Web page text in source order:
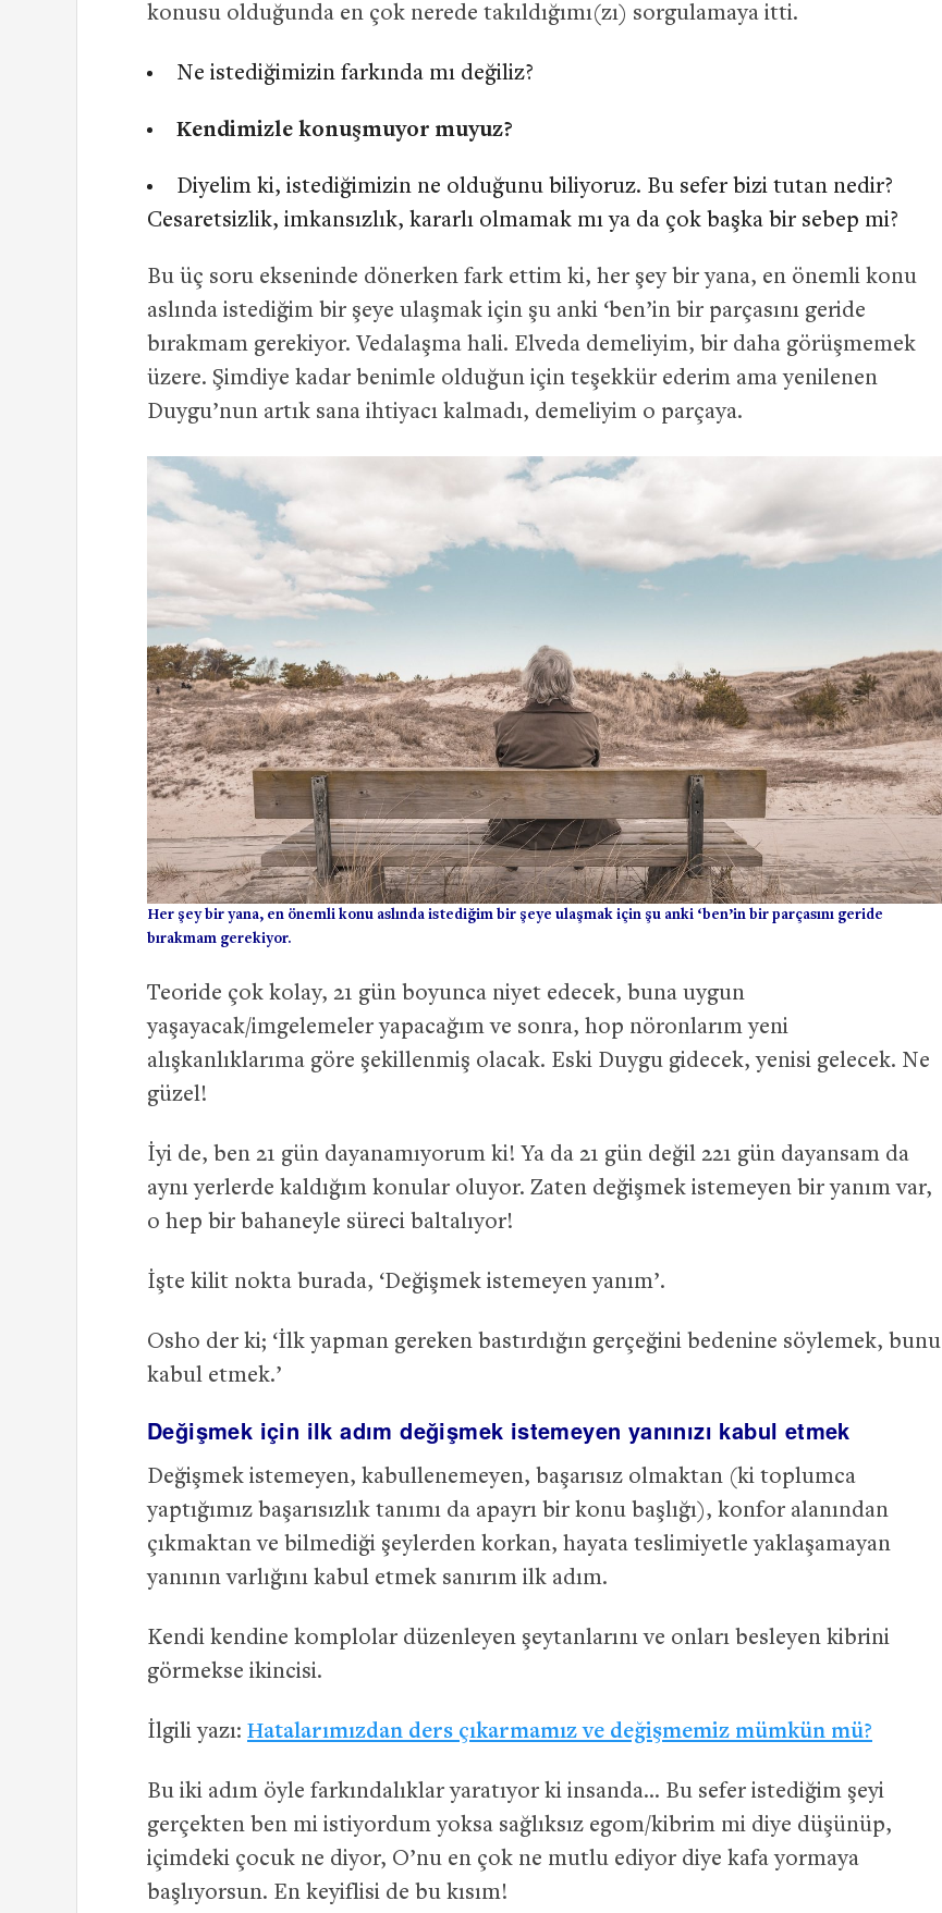
konusu olduğunda en çok nerede takıldığımı(zı) sorgulamaya itti.
Ne istediğimizin farkında mı değiliz?
Kendimizle konuşmuyor muyuz?
Diyelim ki, istediğimizin ne olduğunu biliyoruz. Bu sefer bizi tutan nedir?
Cesaretsizlik, imkansızlık, kararlı olmamak mı ya da çok başka bir sebep mi?
Bu üç soru ekseninde dönerken fark ettim ki, her şey bir yana, en önemli konu
aslında istediğim bir şeye ulaşmak için şu anki ‘ben’in bir parçasını geride
bırakmam gerekiyor. Vedalaşma hali. Elveda demeliyim, bir daha görüşmemek
üzere. Şimdiye kadar benimle olduğun için teşekkür ederim ama yenilenen
Duygu’nun artık sana ihtiyacı kalmadı, demeliyim o parçaya.
Her şey bir yana, en önemli konu aslında istediğim bir şeye ulaşmak için şu anki ‘ben’in bir parçasını geride
bırakmam gerekiyor.
Teoride çok kolay, 21 gün boyunca niyet edecek, buna uygun
yaşayacak/imgelemeler yapacağım ve sonra, hop nöronlarım yeni
alışkanlıklarıma göre şekillenmiş olacak. Eski Duygu gidecek, yenisi gelecek. Ne
güzel!
İyi de, ben 21 gün dayanamıyorum ki! Ya da 21 gün değil 221 gün dayansam da
aynı yerlerde kaldığım konular oluyor. Zaten değişmek istemeyen bir yanım var,
o hep bir bahaneyle süreci baltalıyor!
İşte kilit nokta burada, ‘Değişmek istemeyen yanım’.
Osho der ki; ‘İlk yapman gereken bastırdığın gerçeğini bedenine söylemek, bunu
kabul etmek.’
Değişmek için ilk adım değişmek istemeyen yanınızı kabul etmek
Değişmek istemeyen, kabullenemeyen, başarısız olmaktan (ki toplumca
yaptığımız başarısızlık tanımı da apayrı bir konu başlığı), konfor alanından
çıkmaktan ve bilmediği şeylerden korkan, hayata teslimiyetle yaklaşamayan
yanının varlığını kabul etmek sanırım ilk adım.
Kendi kendine komplolar düzenleyen şeytanlarını ve onları besleyen kibrini
görmekse ikincisi.
İlgili yazı: Hatalarımızdan ders çıkarmamız ve değişmemiz mümkün mü?
Bu iki adım öyle farkındalıklar yaratıyor ki insanda… Bu sefer istediğim şeyi
gerçekten ben mi istiyordum yoksa sağlıksız egom/kibrim mi diye düşünüp,
içimdeki çocuk ne diyor, O’nu en çok ne mutlu ediyor diye kafa yormaya
başlıyorsun. En keyiflisi de bu kısım!